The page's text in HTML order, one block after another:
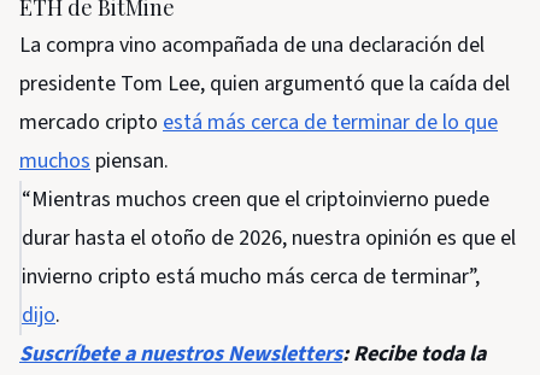
ETH de BitMine
La compra vino acompañada de una declaración del
presidente Tom Lee, quien argumentó que la caída del
mercado cripto está más cerca de terminar de lo que
muchos piensan.
“Mientras muchos creen que el criptoinvierno puede
durar hasta el otoño de 2026, nuestra opinión es que el
invierno cripto está mucho más cerca de terminar”,
dijo.
Suscríbete a nuestros Newsletters: Recibe toda la